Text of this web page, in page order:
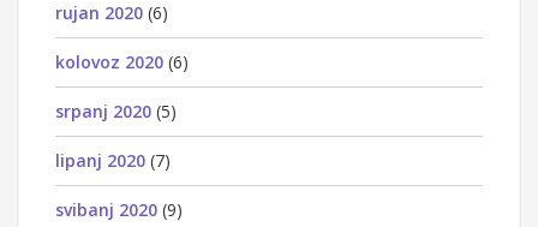
rujan 2020 (6)
kolovoz 2020 (6)
srpanj 2020 (5)
lipanj 2020 (7)
svibanj 2020 (9)